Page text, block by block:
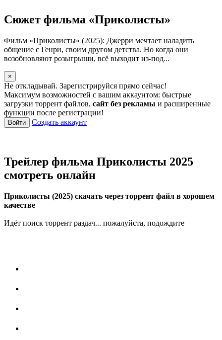
Сюжет фильма «Приколисты»
Фильм «Приколисты» (2025): Джерри мечтает наладить
общение с Генри, своим другом детства. Но когда они
возобновляют розыгрыши, всё выходит из-под...
×
Не откладывай. Зарегистрируйся прямо сейчас!
Максимум возможностей с вашим аккаунтом: быстрые
загрузки торрент файлов, сайт без рекламы и расширенные
функции после регистрации!
Войти Создать аккаунт
Трейлер фильма Приколисты 2025
смотреть онлайн
Приколисты (2025) скачать через торрент файл в хорошем
качестве
Идёт поиск торрент раздач... пожалуйста, подождите